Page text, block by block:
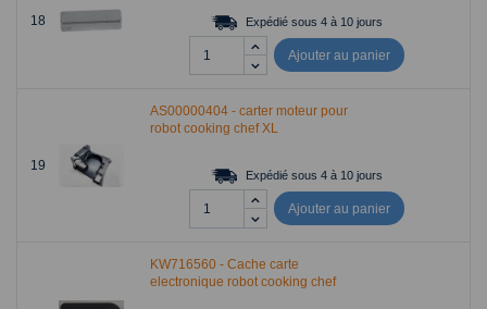
18 Expédié sous 4 à 10 jours
Ajouter au panier
19
AS00000404 - carter moteur pour
robot cooking chef XL
Expédié sous 4 à 10 jours
Ajouter au panier
KW716560 - Cache carte
electronique robot cooking chef